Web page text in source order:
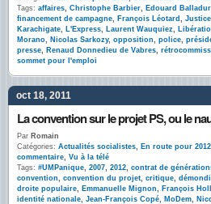
Tags: affaires, Christophe Barbier, Edouard Balladur
financement de campagne, François Léotard , Justice
Karachigate, L'Express, Laurent Wauquiez,
Morano, Nicolas Sarkozy, opposition, police,
presse, Renaud Donnedieu de Vabres,
sommet pour l'emploi
oct 18, 2011
La convention sur le projet PS, ou le
Par Romain
Catégories: Actualités socialistes, En route pour 2012
commentaire, Vu à la télé
Tags: #UMPanique, 2007, 2012, contrat de
convention, convention du projet, critique,
droite populaire, Emmanuelle Mignon, François
identité nationale, Jean-François Copé, MoDem,